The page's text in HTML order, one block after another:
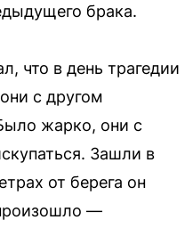
брака.
что в день трагедии
с другом
жарко, они с
Зашли в
от берега он
—